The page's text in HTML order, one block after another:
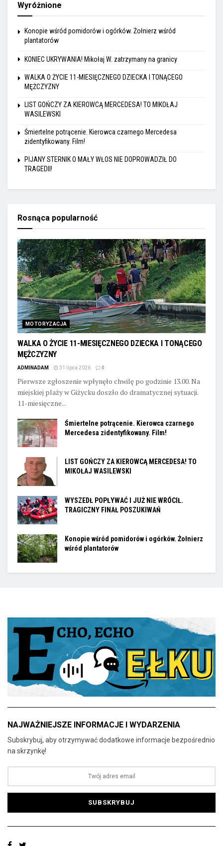
Wyróżnione
Konopie wśród pomidorów i ogórków. Żołnierz wśród
plantatorów
KONIEC UKRYWANIA! Mikołaj W. zatrzymany na granicy
WALKA O ŻYCIE 11-MIESIĘCZNEGO DZIECKA I TONĄCEGO
MĘŻCZYZNY
LIST GOŃCZY ZA KIEROWCĄ MERCEDESA! TO MIKOŁAJ
WASILEWSKI
Śmiertelne potrącenie. Kierowca czarnego Mercedesa
zidentyfikowany. Film!
PIJANY STERNIK O MAŁY WŁOS NIE DOPROWADZIŁ DO
TRAGEDII!
Rosnąca popularność
MOTORYZACJA
WALKA O ŻYCIE 11-MIESIĘCZNEGO DZIECKA I TONĄCEGO
MĘŻCZYZNY
ADMINADAM 31 lipca 2026 0
Pierwsze zgłoszenie wpłynęło chwilę po godzinie 13.00. Na
miejskiej plaży w Giżycku doszło do dramatycznej sytuacji.
11-miesięczne...
Śmiertelne potrącenie. Kierowca czarnego
Mercedesa zidentyfikowany. Film!
LIST GOŃCZY ZA KIEROWCĄ MERCEDESA! TO
MIKOŁAJ WASILEWSKI
WYSZEDŁ POPŁYWAĆ I JUŻ NIE WRÓCIŁ.
TRAGICZNY FINAŁ POSZUKIWAŃ
Konopie wśród pomidorów i ogórków. Żołnierz
wśród plantatorów
NAJWAŻNIEJSZE INFORMACJE I WYDARZENIA
Subskrybuj, aby otrzymywać dodatkowe informacje bezpośrednio
na skrzynkę!